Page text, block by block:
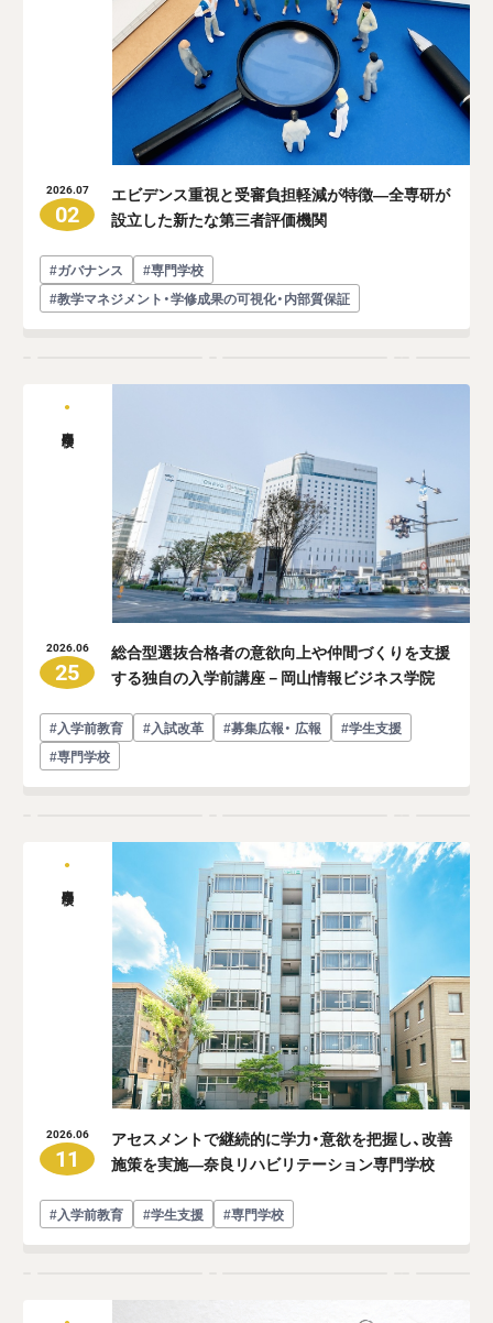
2026.07
02
エビデンス重視と受審負担軽減が特徴―全専研が
設立した新たな第三者評価機関
#ガバナンス
#専門学校
#教学マネジメント・学修成果の可視化・内部質保証
2026.06
25
総合型選抜合格者の意欲向上や仲間づくりを支援
する独自の入学前講座－岡山情報ビジネス学院
#入学前教育 #入試改革 #募集広報・ 広報
#学生支援
#専門学校
2026.06
11
アセスメントで継続的に学力・意欲を把握し、改善
施策を実施―奈良リハビリテーション専門学校
#入学前教育 #学生支援 #専門学校